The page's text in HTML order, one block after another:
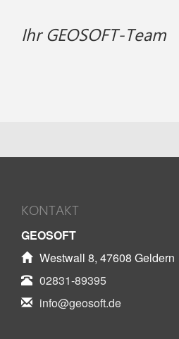
Ihr GEOSOFT-Team
KONTAKT
GEOSOFT
Westwall 8, 47608 Geldern
02831-89395
info@geosoft.de